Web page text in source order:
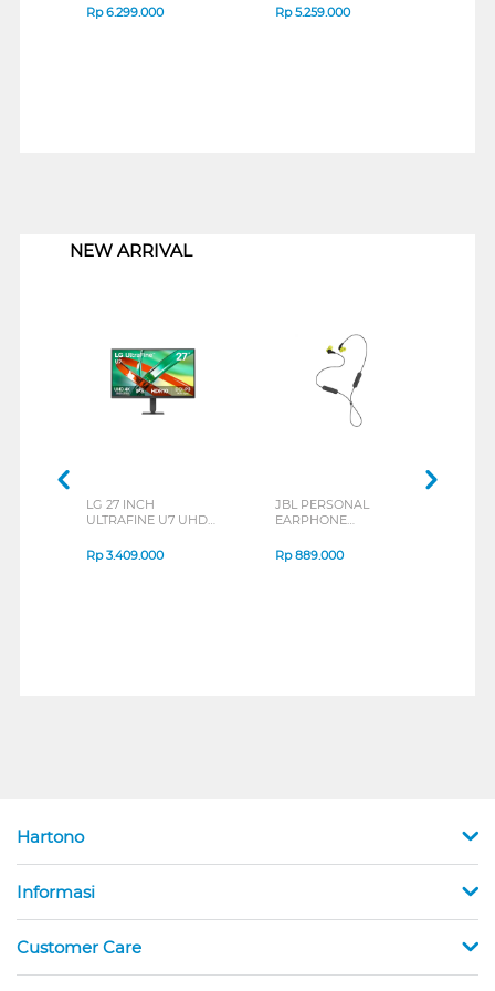
Rp6.299.000
Rp5.259.000
NEW ARRIVAL
LG 27 INCH
ULTRAFINE U7 UHD
B_G3
Rp3.409.000
JBL PERSONAL
EARPHONE
SERIES
Rp889.000
Hartono
Informasi
Customer Care